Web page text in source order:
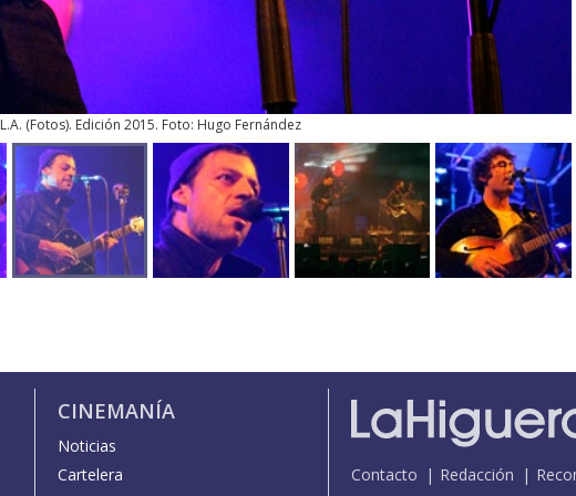
L.A. (Fotos). Edición 2015. Foto: Hugo Fernández
CINEMANÍA
Noticias
Cartelera
Contacto Redacción